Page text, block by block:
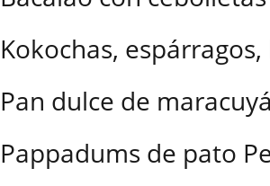
Kokochas,
Pan dulce de maracuyá
Pappadums de pato